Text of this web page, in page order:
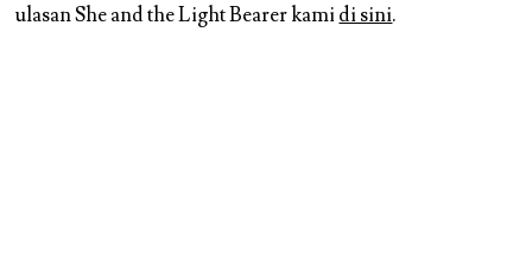
ulasan She and the Light Bearer kamidi sini.